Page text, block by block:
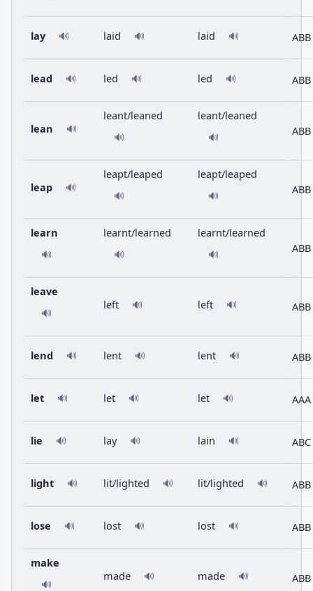
lay 🔊 laid 🔊 laid 🔊 ABB
lead 🔊 led 🔊 led 🔊 ABB
lean 🔊
leant/leaned
🔊
leant/leaned
🔊 ABB
leap 🔊
leapt/leaped
🔊
leapt/leaped
🔊 ABB
learn
🔊
learnt/learned
🔊
learnt/learned
🔊 ABB
leave
🔊
left 🔊 left 🔊 ABB
lend 🔊 lent 🔊 lent 🔊 ABB
let 🔊 let 🔊 let 🔊 AAA
lie 🔊 lay 🔊 lain 🔊 ABC
light 🔊 lit/lighted 🔊 lit/lighted 🔊 ABB
lose 🔊 lost 🔊 lost 🔊 ABB
make
🔊
made 🔊 made 🔊 ABB